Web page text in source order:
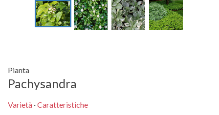
Pianta
Pachysandra
Varietà ·Caratteristiche